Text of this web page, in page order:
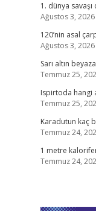
1. dünya
Ağustos 3, 2026
120’nin asal
Ağustos 3, 2026
Sarı altın
Temmuz 25,
Ispirtoda hangi
Temmuz 25,
Karadutun kaç
Temmuz 24,
1 metre
Temmuz 24,